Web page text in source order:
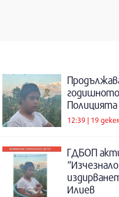
Полицията
12:39 | 19
ГДБОП
Илиев